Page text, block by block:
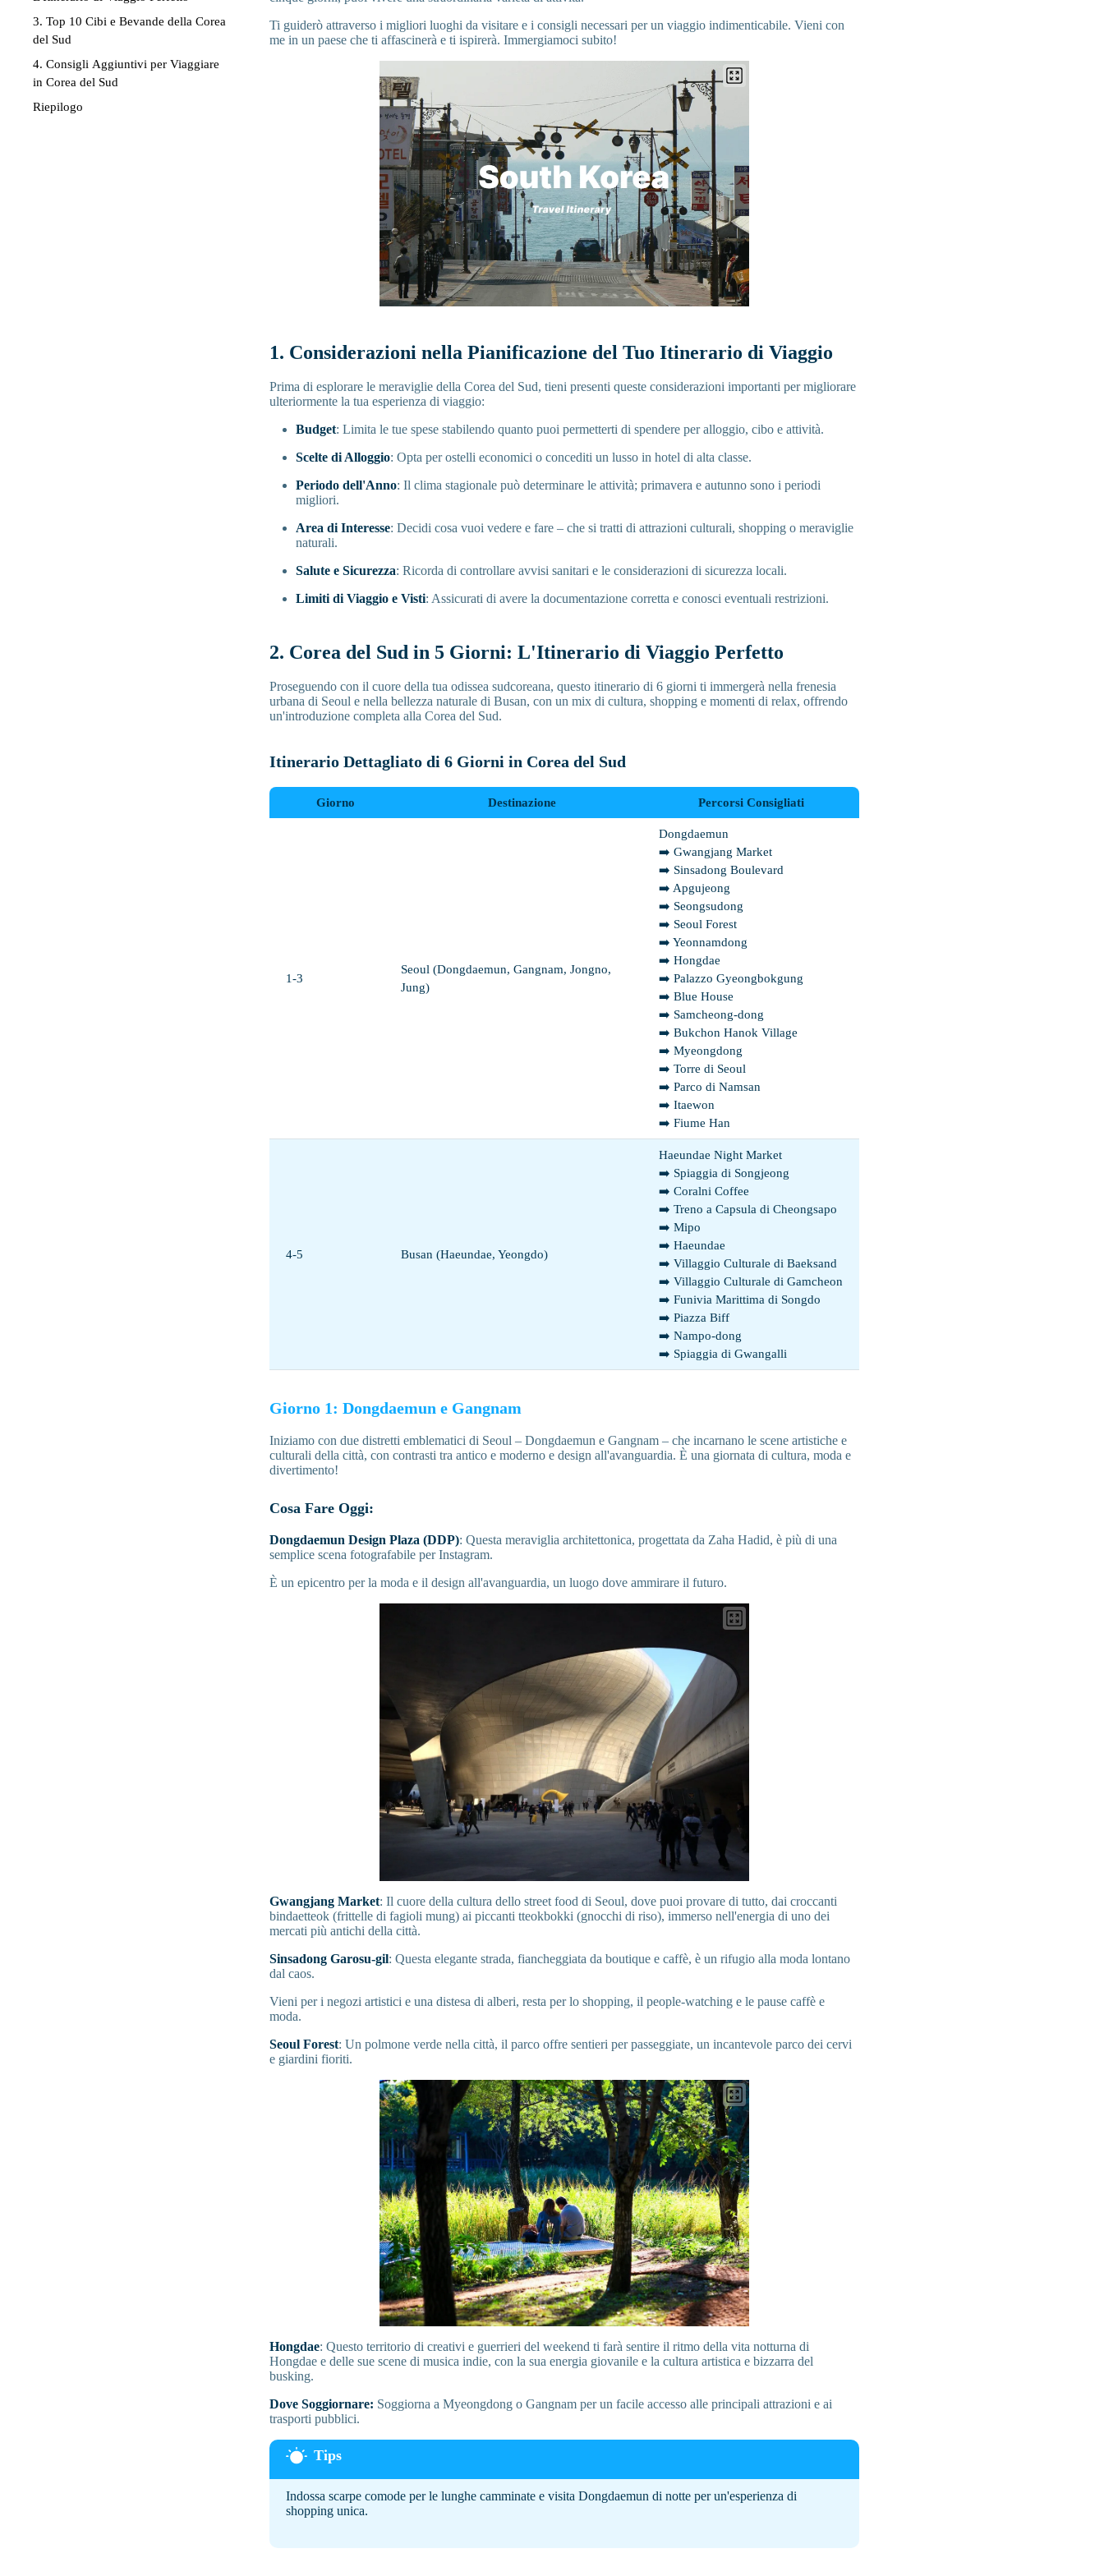
3. Top 10 Cibi e Bevande della Corea
del Sud
4. Consigli Aggiuntivi per Viaggiare
in Corea del Sud
Riepilogo
Ti guiderò attraverso i migliori luoghi da visitare e i consigli necessari per un viaggio indimenticabile. Vieni con
me in un paese che ti affascinerà e ti ispirerà. Immergiamoci subito!
1. Considerazioni nella Pianificazione del Tuo Itinerario di Viaggio
Prima di esplorare le meraviglie della Corea del Sud, tieni presenti queste considerazioni importanti per migliorare
ulteriormente la tua esperienza di viaggio:
Budget: Limita le tue spese stabilendo quanto puoi permetterti di spendere per alloggio, cibo e attività.
Scelte di Alloggio: Opta per ostelli economici o concediti un lusso in hotel di alta classe.
Periodo dell'Anno: Il clima stagionale può determinare le attività; primavera e autunno sono i periodi
migliori.
Area di Interesse: Decidi cosa vuoi vedere e fare – che si tratti di attrazioni culturali, shopping o meraviglie
naturali.
Salute e Sicurezza: Ricorda di controllare avvisi sanitari e le considerazioni di sicurezza locali.
Limiti di Viaggio e Visti: Assicurati di avere la documentazione corretta e conosci eventuali restrizioni.
2. Corea del Sud in 5 Giorni: L'Itinerario di Viaggio Perfetto
Proseguendo con il cuore della tua odissea sudcoreana, questo itinerario di 6 giorni ti immergerà nella frenesia
urbana di Seoul e nella bellezza naturale di Busan, con un mix di cultura, shopping e momenti di relax, offrendo
un'introduzione completa alla Corea del Sud.
Itinerario Dettagliato di 6 Giorni in Corea del Sud
Giorno Destinazione Percorsi Consigliati
1-3
Seoul (Dongdaemun, Gangnam, Jongno,
Jung)
Dongdaemun
➡️ Gwangjang Market
➡️ Sinsadong Boulevard
➡️ Apgujeong
➡️ Seongsudong
➡️ Seoul Forest
➡️ Yeonnamdong
➡️ Hongdae
➡️ Palazzo Gyeongbokgung
➡️ Blue House
➡️ Samcheong-dong
➡️ Bukchon Hanok Village
➡️ Myeongdong
➡️ Torre di Seoul
➡️ Parco di Namsan
➡️ Itaewon
➡️ Fiume Han
4-5 Busan (Haeundae, Yeongdo)
Haeundae Night Market
➡️ Spiaggia di Songjeong
➡️ Coralni Coffee
➡️ Treno a Capsula di Cheongsapo
➡️ Mipo
➡️ Haeundae
➡️ Villaggio Culturale di Baeksand
➡️ Villaggio Culturale di Gamcheon
➡️ Funivia Marittima di Songdo
➡️ Piazza Biff
➡️ Nampo-dong
➡️ Spiaggia di Gwangalli
Giorno 1: Dongdaemun e Gangnam
Iniziamo con due distretti emblematici di Seoul – Dongdaemun e Gangnam – che incarnano le scene artistiche e
culturali della città, con contrasti tra antico e moderno e design all'avanguardia. È una giornata di cultura, moda e
divertimento!
Cosa Fare Oggi:
Dongdaemun Design Plaza (DDP): Questa meraviglia architettonica, progettata da Zaha Hadid, è più di una
semplice scena fotografabile per Instagram.
È un epicentro per la moda e il design all'avanguardia, un luogo dove ammirare il futuro.
Gwangjang Market: Il cuore della cultura dello street food di Seoul, dove puoi provare di tutto, dai croccanti
bindaetteok (frittelle di fagioli mung) ai piccanti tteokbokki (gnocchi di riso), immerso nell'energia di uno dei
mercati più antichi della città.
Sinsadong Garosu-gil: Questa elegante strada, fiancheggiata da boutique e caffè, è un rifugio alla moda lontano
dal caos.
Vieni per i negozi artistici e una distesa di alberi, resta per lo shopping, il people-watching e le pause caffè e
moda.
Seoul Forest: Un polmone verde nella città, il parco offre sentieri per passeggiate, un incantevole parco dei cervi
e giardini fioriti.
Hongdae: Questo territorio di creativi e guerrieri del weekend ti farà sentire il ritmo della vita notturna di
Hongdae e delle sue scene di musica indie, con la sua energia giovanile e la cultura artistica e bizzarra del
busking.
Dove Soggiornare: Soggiorna a Myeongdong o Gangnam per un facile accesso alle principali attrazioni e ai
trasporti pubblici.
Indossa scarpe comode per le lunghe camminate e visita Dongdaemun di notte per un'esperienza di
shopping unica.